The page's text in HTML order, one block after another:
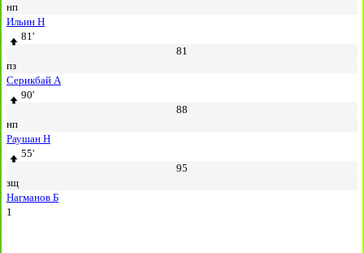
нп
Ильин Н
81'
81
пз
Серикбай А
90'
88
нп
Раушан Н
55'
95
зщ
Нагманов Б
1